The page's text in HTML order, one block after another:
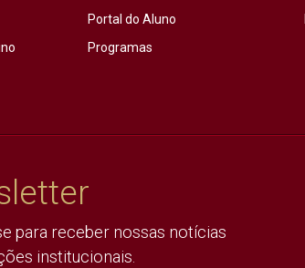
Portal do Aluno
Programas
para receber nossas notícias
institucionais.